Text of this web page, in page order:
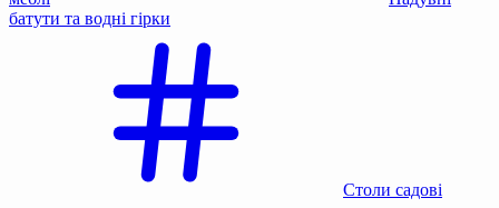
батути та водні гірки
Столи садові